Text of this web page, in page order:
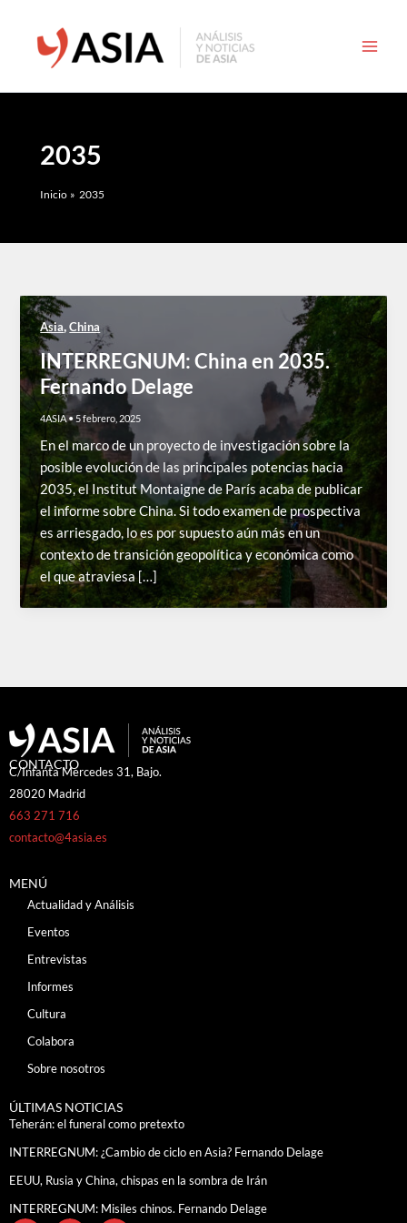
contenido
2035
Inicio 2035
Asia,China
INTERREGNUM: China en 2035.
Fernando Delage
4ASIA• 5 febrero, 2025
En el marco de un proyecto de investigación sobre la
posible evolución de las principales potencias hacia
2035, el Institut Montaigne de París acaba de publicar
el informe sobre China. Si todo examen de prospectiva
es arriesgado, lo es por supuesto aún más en un
contexto de transición geopolítica y económica como
el que atraviesa […]
CONTACTO
C/Infanta Mercedes 31, Bajo.
28020 Madrid
663 271 716
contacto@4asia.es
MENÚ
Actualidad y Análisis
Eventos
Entrevistas
Informes
Cultura
Colabora
Sobre nosotros
ÚLTIMAS NOTICIAS
Teherán: el funeral como pretexto
INTERREGNUM: ¿Cambio de ciclo en Asia? Fernando Delage
EEUU, Rusia y China, chispas en la sombra de Irán
INTERREGNUM: Misiles chinos. Fernando Delage